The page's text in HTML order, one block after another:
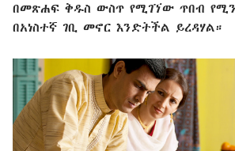
በመጽሐፍ ቅዱስ ውስጥ የሚገኘው ጥበብ
በአነስተኛ ገቢ መኖር እንድትችል ይረዳሃል።